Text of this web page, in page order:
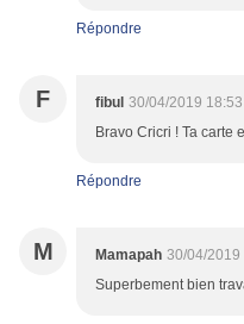
Répondre
F fibul 30/04/2019 18:53
Bravo Cricri ! Ta carte
Répondre
M Mamapah 30/04/2019
Superbement bien